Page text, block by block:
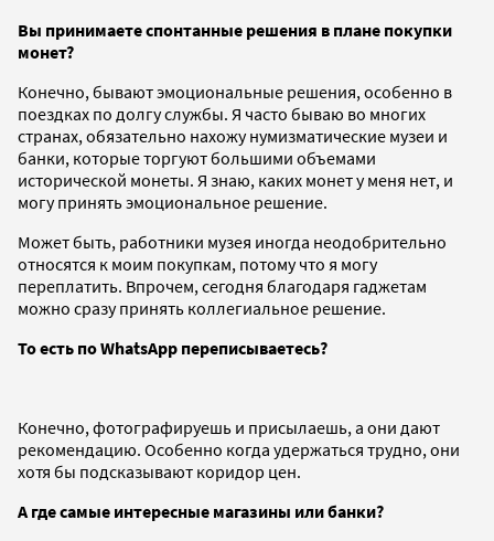
Вы принимаете спонтанные решения в плане покупки
монет?
Конечно, бывают эмоциональные решения, особенно в
поездках по долгу службы. Я часто бываю во многих
странах, обязательно нахожу нумизматические музеи и
банки, которые торгуют большими объемами
исторической монеты. Я знаю, каких монет у меня нет, и
могу принять эмоциональное решение.
Может быть, работники музея иногда неодобрительно
относятся к моим покупкам, потому что я могу
переплатить. Впрочем, сегодня благодаря гаджетам
можно сразу принять коллегиальное решение.
То есть по WhatsApp переписываетесь?
Конечно, фотографируешь и присылаешь, а они дают
рекомендацию. Особенно когда удержаться трудно, они
хотя бы подсказывают коридор цен.
А где самые интересные магазины или банки?